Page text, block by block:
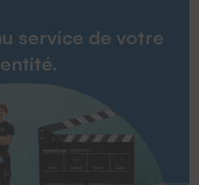
service de votre